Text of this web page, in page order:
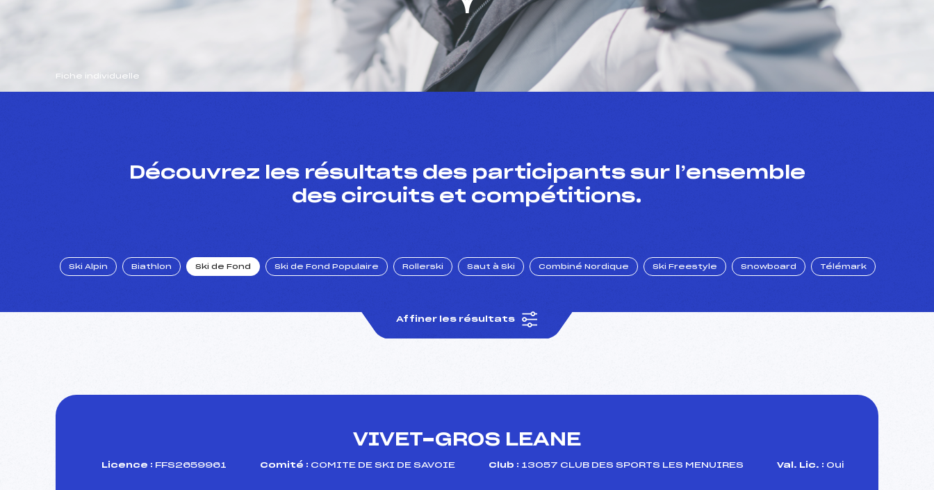
Fiche individuelle
Découvrez les résultats des participants sur l’ensemble
des circuits et compétitions.
Ski Alpin Biathlon Ski de Fond Ski de Fond Populaire Rollerski Saut à Ski Combiné Nordique Ski Freestyle Snowboard Télémark
Affiner les résultats
VIVET-GROS LEANE
Licence : FFS2659961 Comité : COMITE DE SKI DE SAVOIE Club : 13057 CLUB DES SPORTS LES MENUIRES Val. Lic. : Oui